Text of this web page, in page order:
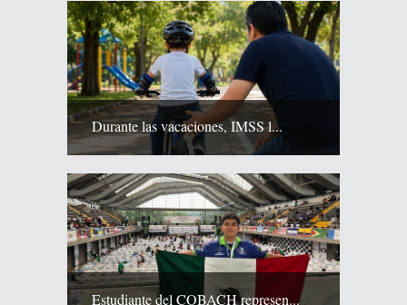
Durante las vacaciones, IMSS l...
Estudiante del COBACH represen...